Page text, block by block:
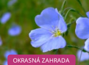
OKRASNÁ ZAHRADA